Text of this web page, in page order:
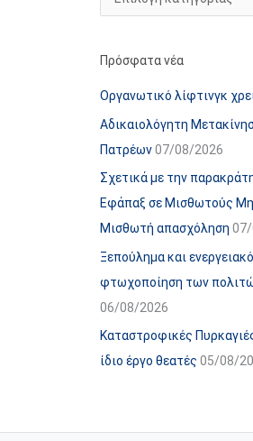
α
ρ
τ
ή
σ
ε
ω
ν
ε
ρ
θ
ρ
ω
ν
ι
σ
τ
ο
χ
ο
Πρόσφατα νέα
Οργανωτικό λίφτινγκ
Αδικαιολόγητη
Πατρέων07/08/2026
Σχετικά με την
Εφάπαξ σε Μισθωτούς
Μισθωτή απασχόληση
Ξεπούλημα και
φτωχοποίηση των
06/08/2026
Καταστροφικές
ίδιο έργο θεατές 05/08/